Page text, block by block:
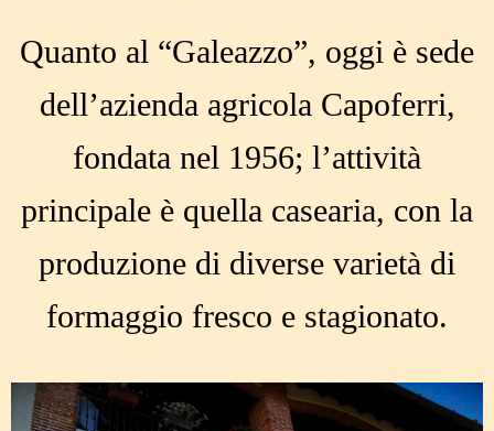
Quanto al “Galeazzo”, oggi è sede
dell’azienda agricola Capoferri,
fondata nel 1956; l’attività
principale è quella casearia, con la
produzione di diverse varietà di
formaggio fresco e stagionato.